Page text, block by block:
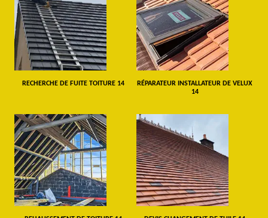
RECHERCHE DE FUITE TOITURE 14
RÉPARATEUR INSTALLATEUR DE VELUX
14